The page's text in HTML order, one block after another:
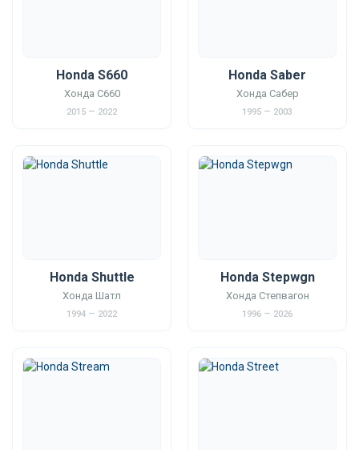
Honda S660
Хонда С660
2015 — 2022
Honda Saber
Хонда Сабер
1995 — 2003
Honda Shuttle
Хонда Шатл
1994 — 2022
Honda Stepwgn
Хонда Степвагон
1996 — 2026